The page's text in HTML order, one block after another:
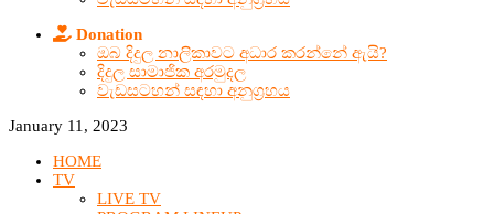
Donation
ඔබ දිදුල නාලිකාවට අධාර කරන්නේ ඇයි?
දිදුල සාමාජික අරමුදල
වැඩසටහන් සඳහා අනුග්‍රහය
January 11, 2023
HOME
TV
LIVE TV